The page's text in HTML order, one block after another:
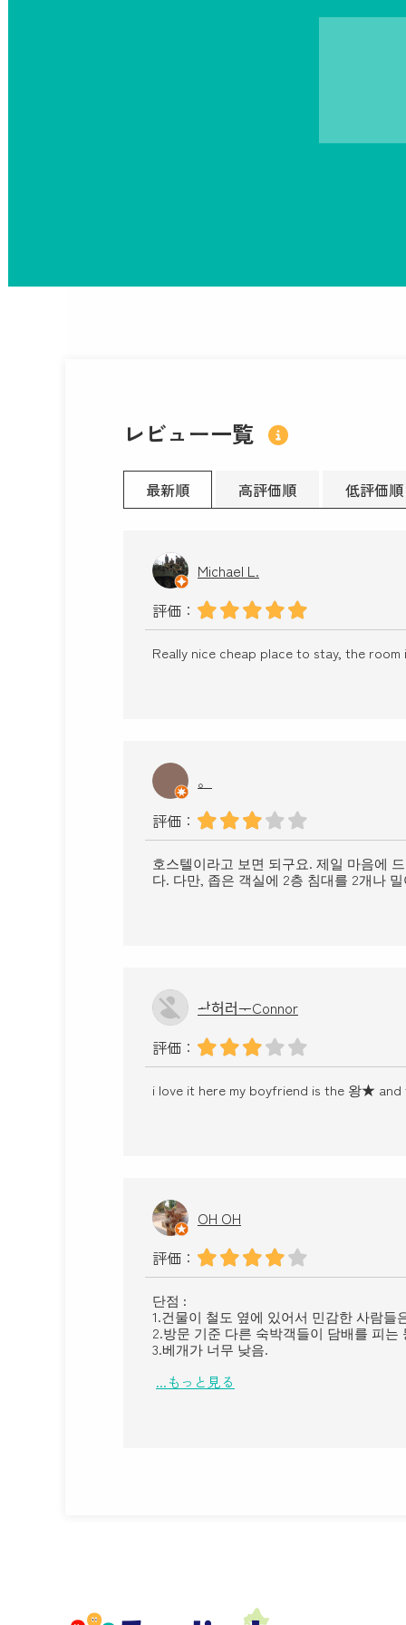
レビュー一覧
最新順 高評価順 低評価順
Michael L.
評価：
Really nice cheap place to stay, the
。
評価：
호스텔이라고 보면 되구요. 제일 마음에
다. 다만, 좁은 객실에 2층 침대를 2개나
ᅪ허러ᅮConnor
評価：
i love it here my boyfriend is the 왕★ and
OH OH
評価：
단점 :
1.건물이 철도 옆에 있어서 민감한 사람
2.방문 기준 다른 숙박객들이 담배를 피
3.베개가 너무 낮음.
...もっと見る